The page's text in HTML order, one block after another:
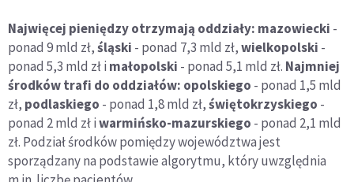
Najwięcej pieniędzy otrzymają oddziały: mazowiecki -
ponad 9 mld zł,śląski - ponad 7,3 mld zł,wielkopolski -
ponad 5,3 mld zł i małopolski - ponad 5,1 mld zł. Najmniej
środków trafi do oddziałów: opolskiego - ponad 1,5 mld
zł, podlaskiego - ponad 1,8 mld zł,świętokrzyskiego -
ponad 2 mld zł iwarmińsko-mazurskiego - ponad 2,1 mld
zł. Podział środków pomiędzy województwa jest
sporządzany na podstawie algorytmu, który uwzględnia